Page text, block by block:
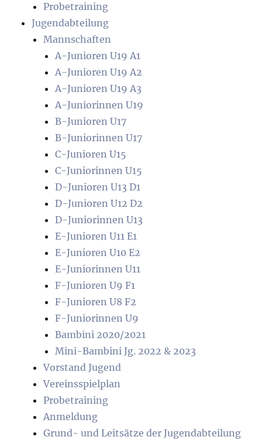
Probetraining
Jugendabteilung
Mannschaften
A-Junioren U19 A1
A-Junioren U19 A2
A-Junioren U19 A3
A-Juniorinnen U19
B-Junioren U17
B-Juniorinnen U17
C-Junioren U15
C-Juniorinnen U15
D-Junioren U13 D1
D-Junioren U12 D2
D-Juniorinnen U13
E-Junioren U11 E1
E-Junioren U10 E2
E-Juniorinnen U11
F-Junioren U9 F1
F-Junioren U8 F2
F-Juniorinnen U9
Bambini 2020/2021
Mini-Bambini Jg. 2022 & 2023
Vorstand Jugend
Vereinsspielplan
Probetraining
Anmeldung
Grund- und Leitsätze der Jugendabteilung